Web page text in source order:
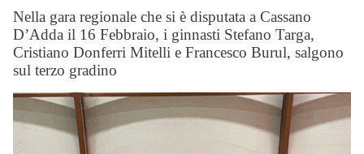
Nella gara regionale che si è disputata a Cassano
D’Adda il 16 Febbraio, i ginnasti Stefano Targa,
Cristiano Donferri Mitelli e Francesco Burul, salgono
sul terzo gradino